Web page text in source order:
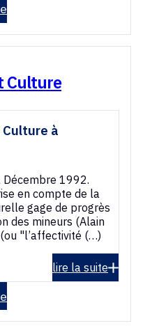
Culture
à
Décembre 1992.
en compte de la
gage de progrès
des mineurs (Alain
"l’affectivité (…)
lire la suite